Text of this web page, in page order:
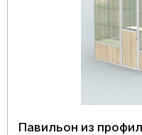
Павильон из